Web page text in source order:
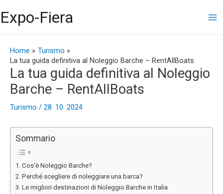
al
contenuto
Expo-Fiera
Home
Turismo
La tua guida definitiva al Noleggio Barche – RentAllBoats
La tua guida definitiva al Noleggio
Barche – RentAllBoats
Turismo / 28. 10. 2024
Sommario
Cos'è Noleggio Barche?
Perché scegliere di noleggiare una barca?
Le migliori destinazioni di Noleggio Barche in Italia
articoli